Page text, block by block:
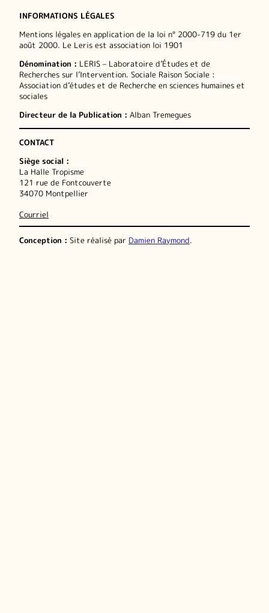
INFORMATIONS LÉGALES
Mentions légales en application de la loi n° 2000-719 du 1er
août 2000. Le Leris est association loi 1901
Dénomination : LERIS – Laboratoire d’Études et de
Recherches sur l’Intervention. Sociale Raison Sociale :
Association d’études et de Recherche en sciences humaines et
sociales
Directeur de la Publication : Alban Tremegues
CONTACT
Siège social :
La Halle Tropisme
121 rue de Fontcouverte
34070 Montpellier
Courriel
Conception : Site réalisé par Damien Raymond.